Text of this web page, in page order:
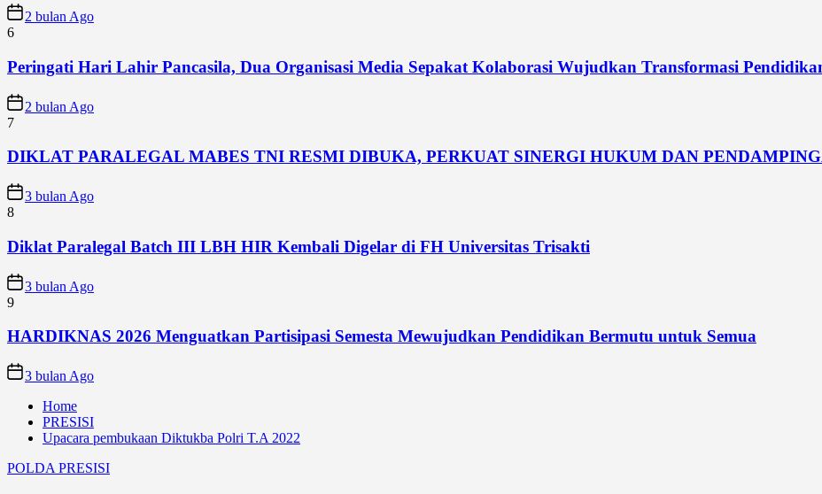
2 bulan Ago
6
Peringati Hari Lahir Pancasila, Dua Organisasi Media Sepakat Kolaborasi Wujudkan Transformasi
2 bulan Ago
7
DIKLAT PARALEGAL MABES TNI RESMI DIBUKA, PERKUAT SINERGI HUKUM DAN
3 bulan Ago
8
Diklat Paralegal Batch III LBH HIR Kembali Digelar di FH Universitas Trisakti
3 bulan Ago
9
HARDIKNAS 2026 Menguatkan Partisipasi Semesta Mewujudkan Pendidikan Bermutu untuk Semua
3 bulan Ago
Home
PRESISI
Upacara pembukaan Diktukba Polri T.A 2022
POLDA PRESISI